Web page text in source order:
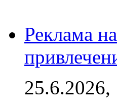
Реклама
25.6.2026,